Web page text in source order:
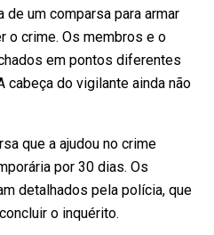
de um comparsa para armar
o crime. Os membros e o
em pontos diferentes
cabeça do vigilante ainda não
que a ajudou no crime
por 30 dias. Os
detalhados pela polícia, que
o inquérito.